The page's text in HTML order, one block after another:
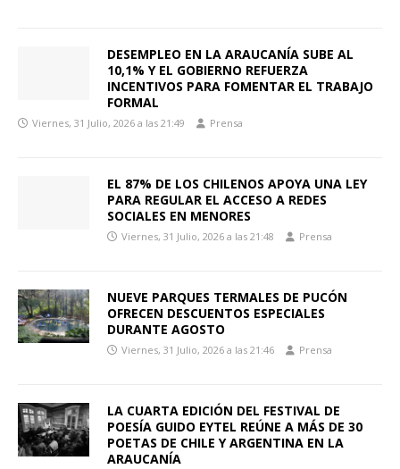
DESEMPLEO EN LA ARAUCANÍA SUBE AL
10,1% Y EL GOBIERNO REFUERZA
INCENTIVOS PARA FOMENTAR EL TRABAJO
FORMAL
Viernes, 31 Julio, 2026 a las 21:49 Prensa
EL 87% DE LOS CHILENOS APOYA UNA LEY
PARA REGULAR EL ACCESO A REDES
SOCIALES EN MENORES
Viernes, 31 Julio, 2026 a las 21:48 Prensa
NUEVE PARQUES TERMALES DE PUCÓN
OFRECEN DESCUENTOS ESPECIALES
DURANTE AGOSTO
Viernes, 31 Julio, 2026 a las 21:46 Prensa
LA CUARTA EDICIÓN DEL FESTIVAL DE
POESÍA GUIDO EYTEL REÚNE A MÁS DE 30
POETAS DE CHILE Y ARGENTINA EN LA
ARAUCANÍA